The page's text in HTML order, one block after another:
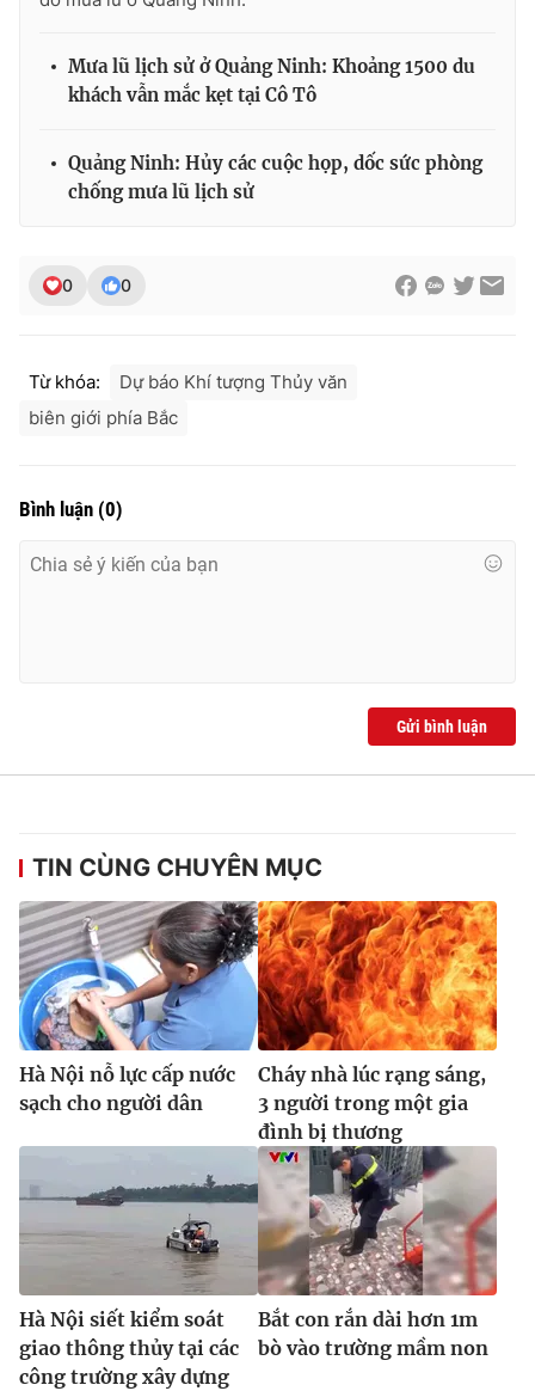
Cơ quan chủ quản:
cấp ngày 29/12/2023
Tổng Biên tập:Vũ Thanh Thủy
Tổng đài VTV:
toasoan@vtv.vn
® Cấm sao chép dưới mọi hình thức nếu không có sự chấp
thuận bằng văn bản. Ghi rõ nguồn VTV.vn khi phát hành lại
thông tin từ website này.
Mưa lũ lịch sử ở Quảng Ninh: Khoảng 1500 du
khách vẫn mắc kẹt tại Cô Tô
Quảng Ninh: Hủy các cuộc họp, dốc sức phòng
chống mưa lũ lịch sử
0 0
Từ khóa:
Dự báo Khí tượng Thủy văn
biên giới phía Bắc
Bình luận (0)
Gửi bình luận
TIN CÙNG CHUYÊN MỤC
Hà Nội nỗ lực cấp nước
sạch cho người dân
Cháy nhà lúc rạng sáng,
3 người trong một gia
đình bị thương
Hà Nội siết kiểm soát
giao thông thủy tại các
công trường xây dựng
Bắt con rắn dài hơn 1m
bò vào trường mầm non